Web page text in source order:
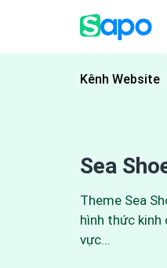
Kênh Website
Sea
Theme Sea
hình thức kinh
vực...